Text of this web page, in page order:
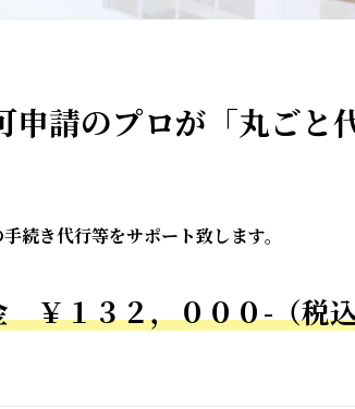
申請のプロが「丸ごと
続き代行等をサポート致します。
￥１３２，０００-（税